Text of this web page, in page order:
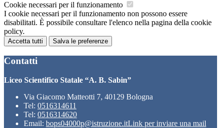
Cookie necessari per il funzionamento
I cookie necessari per il funzionamento non possono essere
disabilitati. È possibile consultare l'elenco nella pagina della cookie
policy.
Accetta tutti Salva le preferenze
Contatti
Liceo Scientifico Statale “A. B. Sabin”
Via Giacomo Matteotti 7, 40129 Bologna
Tel: 0516314611
Tel: 0516314620
Email: bops04000p@istruzione.itLink per inviare una mail